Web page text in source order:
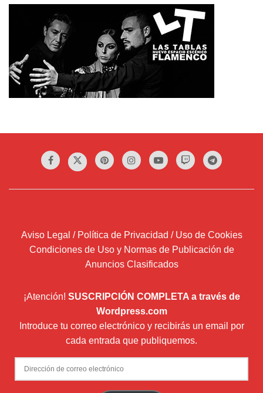
Aviso Legal / Política de Privacidad / Uso de Cookies
Condiciones de Uso y Normas de Publicación de
Anuncios Clasificados
¡Atención! SUSCRIPCIÓN COMPLETA a través de
Wordpress.com
Introduce tu correo electrónico y recibirás un email por
cada entrada que publiquemos.
Dirección
de